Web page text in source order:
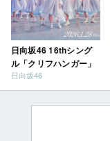
日向坂46 16thシング
ル「クリフハンガー」
日向坂46